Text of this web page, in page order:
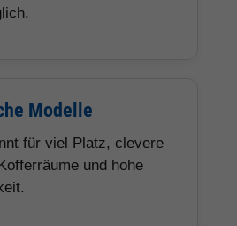
Modelle
für viel Platz, clevere
und hohe